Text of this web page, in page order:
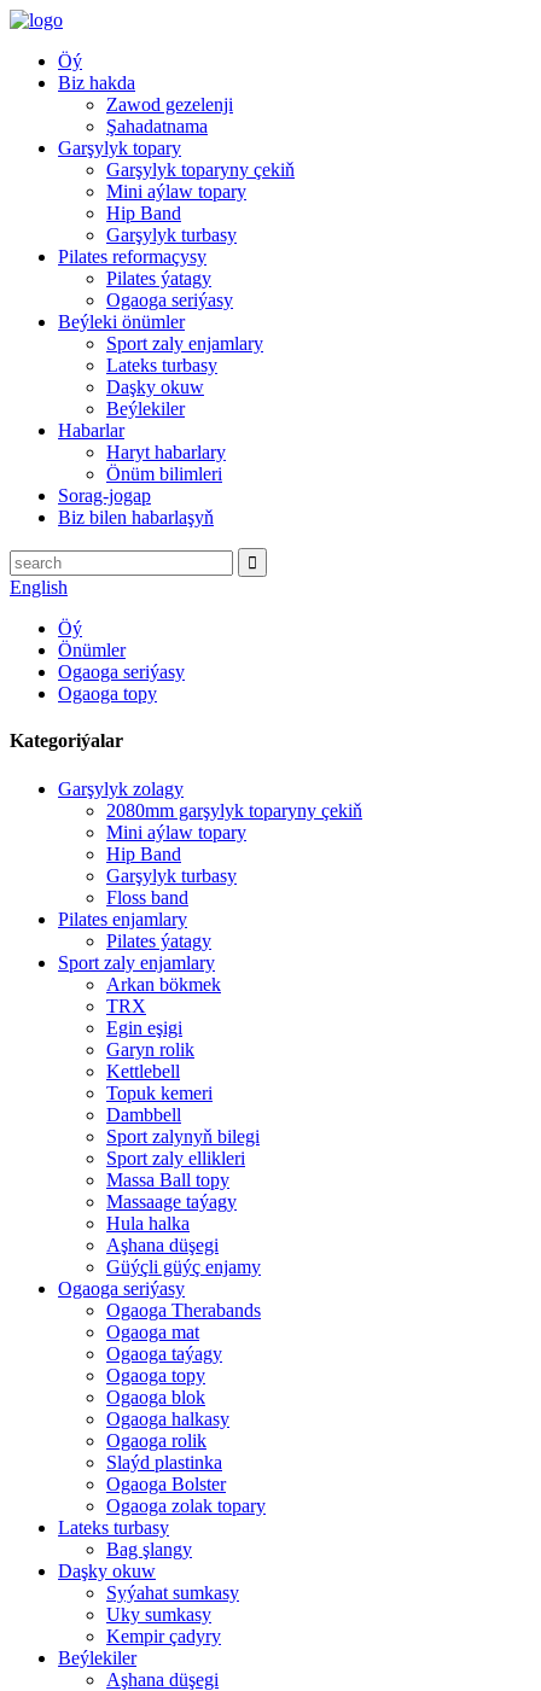
Öý
Biz hakda
Zawod gezelenji
Şahadatnama
Garşylyk topary
Garşylyk toparyny çekiň
Mini aýlaw topary
Hip Band
Garşylyk turbasy
Pilates reformaçysy
Pilates ýatagy
Ogaoga seriýasy
Beýleki önümler
Sport zaly enjamlary
Lateks turbasy
Daşky okuw
Beýlekiler
Habarlar
Haryt habarlary
Önüm bilimleri
Sorag-jogap
Biz bilen habarlaşyň
English
Öý
Önümler
Ogaoga seriýasy
Ogaoga topy
Kategoriýalar
Garşylyk zolagy
2080mm garşylyk toparyny çekiň
Mini aýlaw topary
Hip Band
Garşylyk turbasy
Floss band
Pilates enjamlary
Pilates ýatagy
Sport zaly enjamlary
Arkan bökmek
TRX
Egin eşigi
Garyn rolik
Kettlebell
Topuk kemeri
Dambbell
Sport zalynyň bilegi
Sport zaly ellikleri
Massa Ball topy
Massaage taýagy
Hula halka
Aşhana düşegi
Güýçli güýç enjamy
Ogaoga seriýasy
Ogaoga Therabands
Ogaoga mat
Ogaoga taýagy
Ogaoga topy
Ogaoga blok
Ogaoga halkasy
Ogaoga rolik
Slaýd plastinka
Ogaoga Bolster
Ogaoga zolak topary
Lateks turbasy
Bag şlangy
Daşky okuw
Syýahat sumkasy
Uky sumkasy
Kempir çadyry
Beýlekiler
Aşhana düşegi